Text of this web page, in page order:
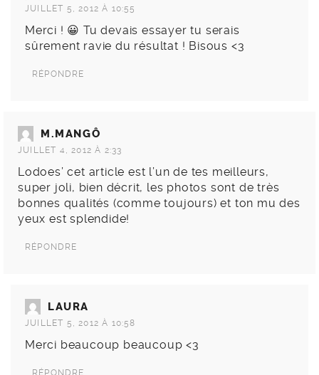
JUILLET 5, 2012 À 10:55
Merci ! 😀 Tu devais essayer tu serais
sûrement ravie du résultat ! Bisous <3
RÉPONDRE
M.MANGÔ
JUILLET 4, 2012 À 2:33
Lodoes’ cet article est l’un de tes meilleurs,
super joli, bien décrit, les photos sont de très
bonnes qualités (comme toujours) et ton mu des
yeux est splendide!
RÉPONDRE
LAURA
JUILLET 5, 2012 À 10:58
Merci beaucoup beaucoup <3